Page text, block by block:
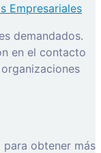
Empresariales
demandados.
en el contacto
obtener más